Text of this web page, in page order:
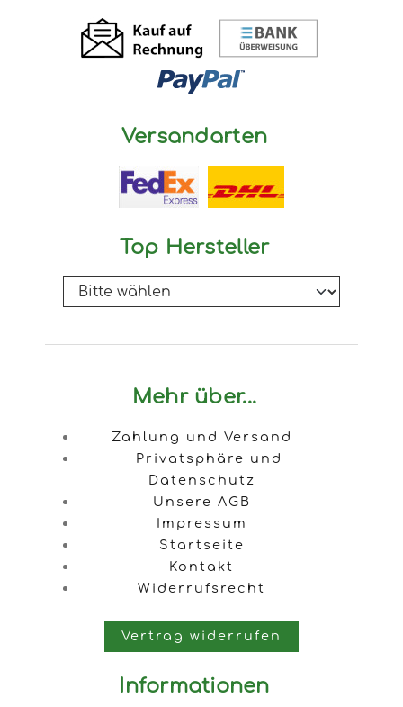
Versandarten
Top Hersteller
Mehr über...
Zahlung und Versand
Privatsphäre und
Datenschutz
Unsere AGB
Impressum
Startseite
Kontakt
Widerrufsrecht
Vertrag widerrufen
Informationen